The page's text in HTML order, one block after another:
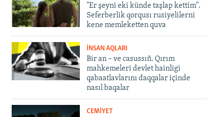
"Er şeyni eki künde taşlap kettim".
Seferberlik qorqusı rusiyelilerni
kene memleketten quva
İNSAN AQLARI
Bir an – ve casussıñ. Qırım
mahkemeleri devlet hainligi
qabaatlavlarını daqqalar içinde
nasıl baqalar
CEMİYET